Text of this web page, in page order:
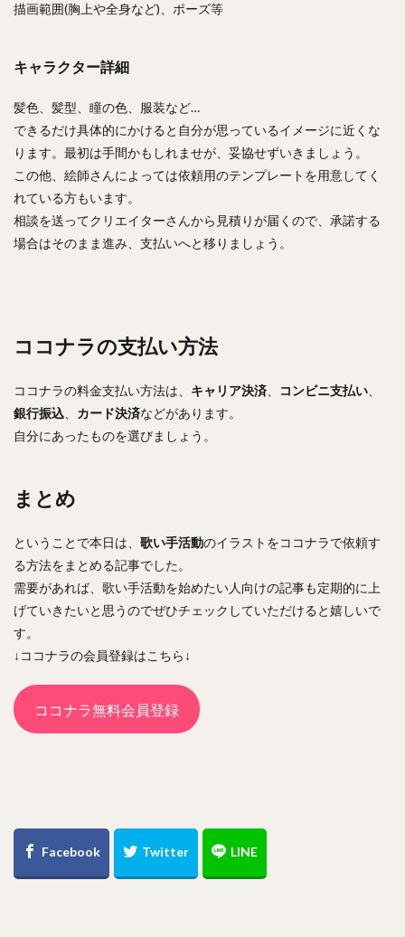
描画範囲(胸上や全身など)、ポーズ等
キャラクター詳細
髪色、髪型、瞳の色、服装など…
できるだけ具体的にかけると自分が思っているイメージに近くな
ります。最初は手間かもしれませが、妥協せずいきましょう。
この他、絵師さんによっては依頼用のテンプレートを用意してく
れている方もいます。
相談を送ってクリエイターさんから見積りが届くので、承諾する
場合はそのまま進み、支払いへと移りましょう。
ココナラの支払い方法
ココナラの料金支払い方法は、 キャリア決済、 コンビニ支払い、
銀行振込、 カード決済などがあります。
自分にあったものを選びましょう。
まとめ
ということで本日は、 歌い手活動のイラストをココナラで依頼す
る方法をまとめる記事でした。
需要があれば、歌い手活動を始めたい人向けの記事も定期的に上
げていきたいと思うのでぜひチェックしていただけると嬉しいで
す。
↓ココナラの会員登録はこちら↓
ココナラ無料会員登録